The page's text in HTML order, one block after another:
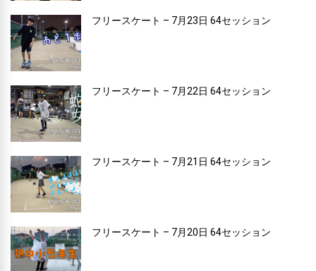
フリースケート – 7月23日 64セッション
フリースケート – 7月22日 64セッション
フリースケート – 7月21日 64セッション
フリースケート – 7月20日 64セッション